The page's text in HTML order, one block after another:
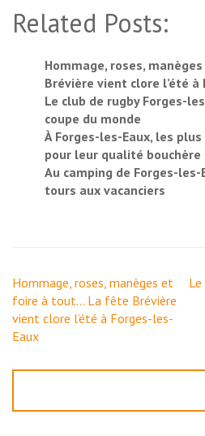
Related Posts:
Hommage, roses,
Brévière vient clore l’été à
Le club de rugby Forges-
coupe du monde
À Forges-les-Eaux, les
pour leur qualité bouchère
Au camping de Forges-
tours aux vacanciers
Navigation
de
l’article
Hommage, roses, manèges et
foire à tout… La fête Brévière
vient clore l’été à Forges-les-
Eaux